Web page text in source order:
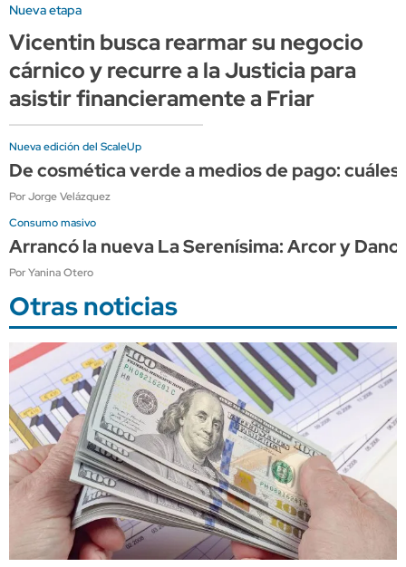
Nueva etapa
Vicentin busca rearmar su negocio
cárnico y recurre a la Justicia para
asistir financieramente a Friar
Nueva edición del ScaleUp
De cosmética verde a medios de pago:
Por Jorge Velázquez
Consumo masivo
Arrancó la nueva La Serenísima: Arcor y
Por Yanina Otero
Otras noticias